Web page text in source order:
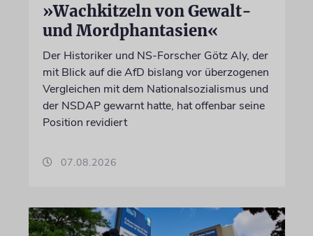
»Wachkitzeln von Gewalt-
und Mordphantasien«
Der Historiker und NS-Forscher Götz Aly, der
mit Blick auf die AfD bislang vor überzogenen
Vergleichen mit dem Nationalsozialismus und
der NSDAP gewarnt hatte, hat offenbar seine
Position revidiert
07.08.2026